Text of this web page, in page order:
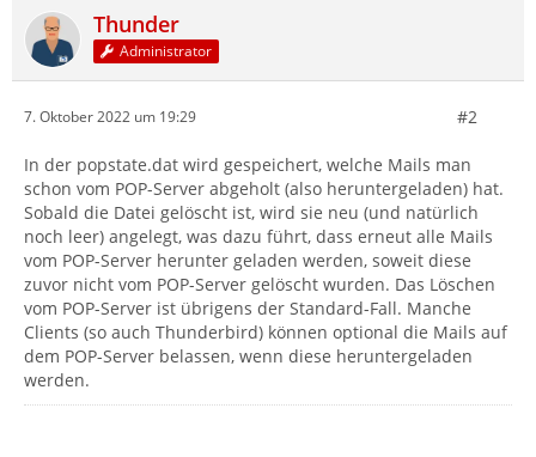
Thunder
Administrator
7. Oktober 2022 um 19:29 #2
In der popstate.dat wird gespeichert, welche Mails man
schon vom POP-Server abgeholt (also heruntergeladen) hat.
Sobald die Datei gelöscht ist, wird sie neu (und natürlich
noch leer) angelegt, was dazu führt, dass erneut alle Mails
vom POP-Server herunter geladen werden, soweit diese
zuvor nicht vom POP-Server gelöscht wurden. Das Löschen
vom POP-Server ist übrigens der Standard-Fall. Manche
Clients (so auch Thunderbird) können optional die Mails auf
dem POP-Server belassen, wenn diese heruntergeladen
werden.